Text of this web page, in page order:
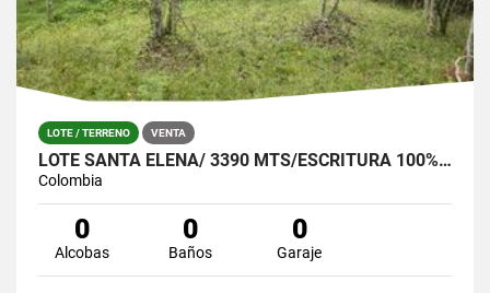
LOTE / TERRENO VENTA
LOTE SANTA ELENA/ 3390 MTS/ESCRITURA 100%- OPORTUNIDAD!
Colombia
0
Alcobas
0
Baños
0
Garaje